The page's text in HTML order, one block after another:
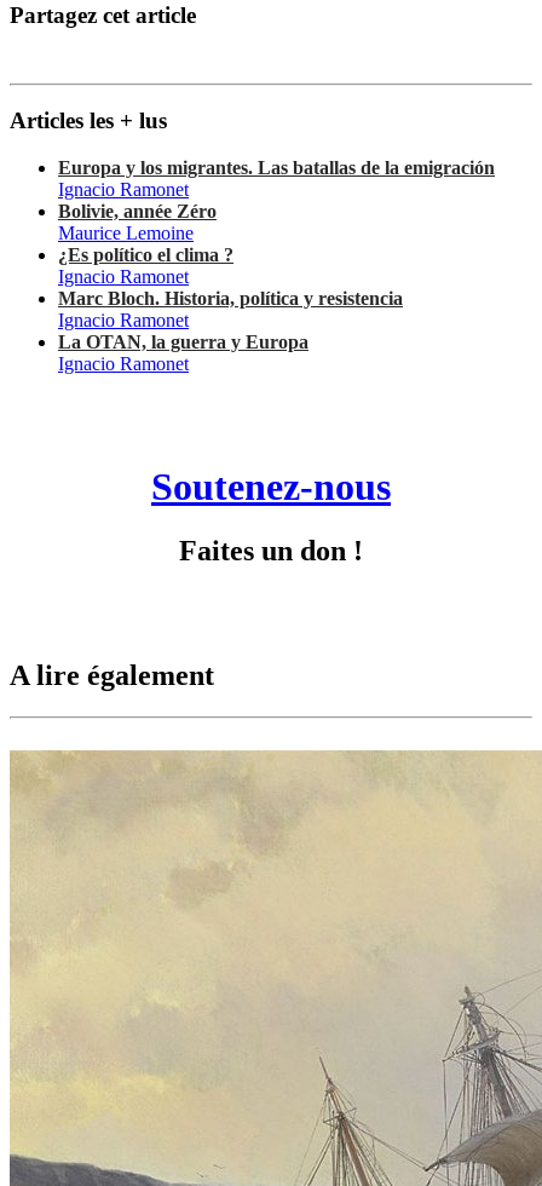
Partagez cet article
Articles les + lus
Europa y los migrantes. Las batallas de la emigración
Ignacio Ramonet
Bolivie, année Zéro
Maurice Lemoine
¿Es político el clima ?
Ignacio Ramonet
Marc Bloch. Historia, política y resistencia
Ignacio Ramonet
La OTAN, la guerra y Europa
Ignacio Ramonet
Soutenez-nous
Faites un don !
A lire également